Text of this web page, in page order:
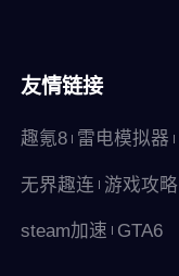
友情链接
趣氪8 雷电模拟器
无界趣连 游戏攻略
steam加速 GTA6